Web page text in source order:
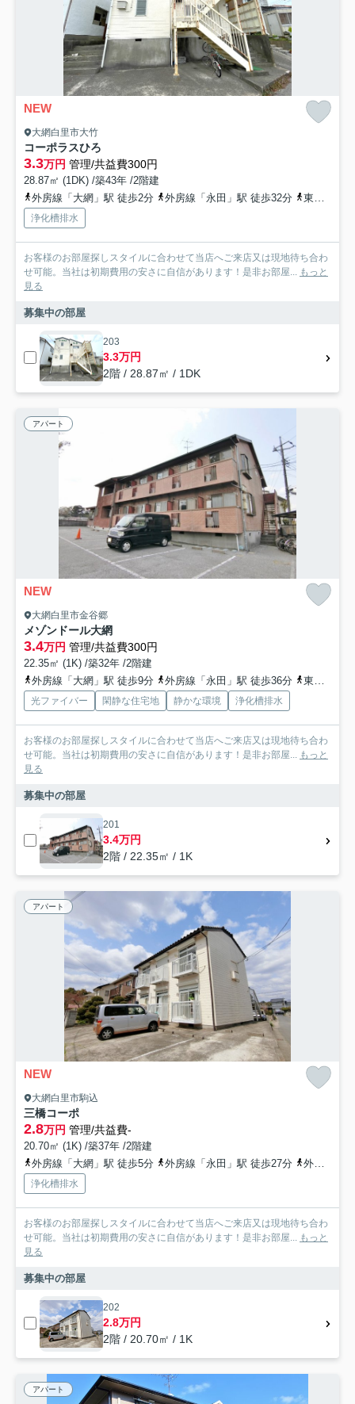
NEW
大網白里市大竹
コーポラスひろ
3.3万円 管理/共益費300円
28.87㎡ (1DK) /築43年 /2階建
外房線「大網」駅 徒歩2分
外房線「永田」駅 徒歩32分 東金線「福俵」駅 徒歩56分
浄化槽排水
お客様のお部屋探しスタイルに合わせて当店へご来店又は現地待ち合わ
せ可能。当社は初期費用の安さに自信があります！是非お部屋...
もっと
見る
募集中の部屋
203
3.3万円
2階 / 28.87㎡ / 1DK
アパート
NEW
大網白里市金谷郷
メゾンドール大網
3.4万円 管理/共益費300円
22.35㎡ (1K) /築32年 /2階建
外房線「大網」駅 徒歩9分
外房線「永田」駅 徒歩36分 東金線「福俵」駅 徒歩49分
光ファイバー 閑静な住宅地 静かな環境 浄化槽排水
お客様のお部屋探しスタイルに合わせて当店へご来店又は現地待ち合わ
せ可能。当社は初期費用の安さに自信があります！是非お部屋...
もっと
見る
募集中の部屋
201
3.4万円
2階 / 22.35㎡ / 1K
アパート
NEW
大網白里市駒込
三橋コーポ
2.8万円 管理/共益費-
20.70㎡ (1K) /築37年 /2階建
外房線「大網」駅 徒歩5分
外房線「永田」駅 徒歩27分 外房線「土気」駅 徒歩56分
浄化槽排水
お客様のお部屋探しスタイルに合わせて当店へご来店又は現地待ち合わ
せ可能。当社は初期費用の安さに自信があります！是非お部屋...
もっと
見る
募集中の部屋
202
2.8万円
2階 / 20.70㎡ / 1K
アパート